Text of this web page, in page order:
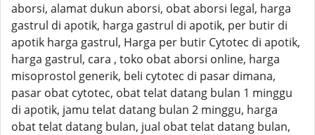
aborsi, alamat dukun aborsi, obat aborsi legal, harga
gastrul di apotik, harga gastrul di apotik, per butir di
apotik harga gastrul, Harga per butir Cytotec di apotik,
harga gastrul, cara , toko obat aborsi online, harga
misoprostol generik, beli cytotec di pasar dimana,
pasar obat cytotec, obat telat datang bulan 1 minggu
di apotik, jamu telat datang bulan 2 minggu, harga
obat telat datang bulan, jual obat telat datang bulan,